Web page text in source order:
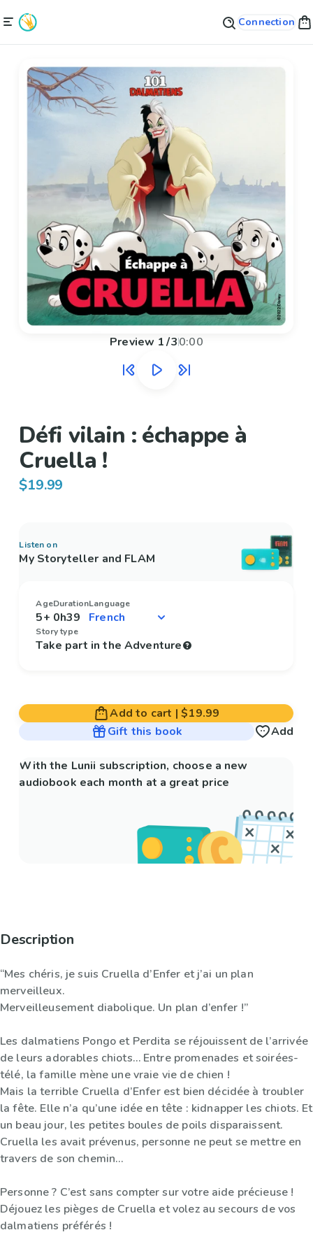
Connection
Preview 1/30:00
Défi vilain : échappe à
Cruella !
$19.99
Listen on
My Storyteller and FLAM
Age
5+
Duration
0h39
Language
Story type
Take part in the Adventure
Add to cart |$19.99
Gift this book
Add
With the Lunii subscription, choose a new
audiobook each month at a great price
Description
“Mes chéris, je suis Cruella d’Enfer et j’ai un plan
merveilleux.
Merveilleusement diabolique. Un plan d’enfer !”
Les dalmatiens Pongo et Perdita se réjouissent de l’arrivée
de leurs adorables chiots… Entre promenades et soirées-
télé, la famille mène une vraie vie de chien !
Mais la terrible Cruella d’Enfer est bien décidée à troubler
la fête. Elle n’a qu’une idée en tête : kidnapper les chiots. Et
un beau jour, les petites boules de poils disparaissent.
Cruella les avait prévenus, personne ne peut se mettre en
travers de son chemin…
Personne ? C’est sans compter sur votre aide précieuse !
Déjouez les pièges de Cruella et volez au secours de vos
dalmatiens préférés !